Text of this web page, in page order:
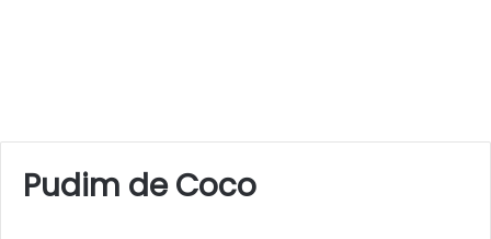
Pudim de Coco